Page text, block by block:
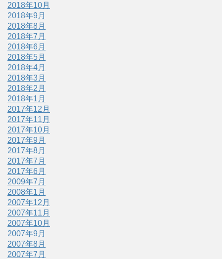
2018年10月
2018年9月
2018年8月
2018年7月
2018年6月
2018年5月
2018年4月
2018年3月
2018年2月
2018年1月
2017年12月
2017年11月
2017年10月
2017年9月
2017年8月
2017年7月
2017年6月
2009年7月
2008年1月
2007年12月
2007年11月
2007年10月
2007年9月
2007年8月
2007年7月